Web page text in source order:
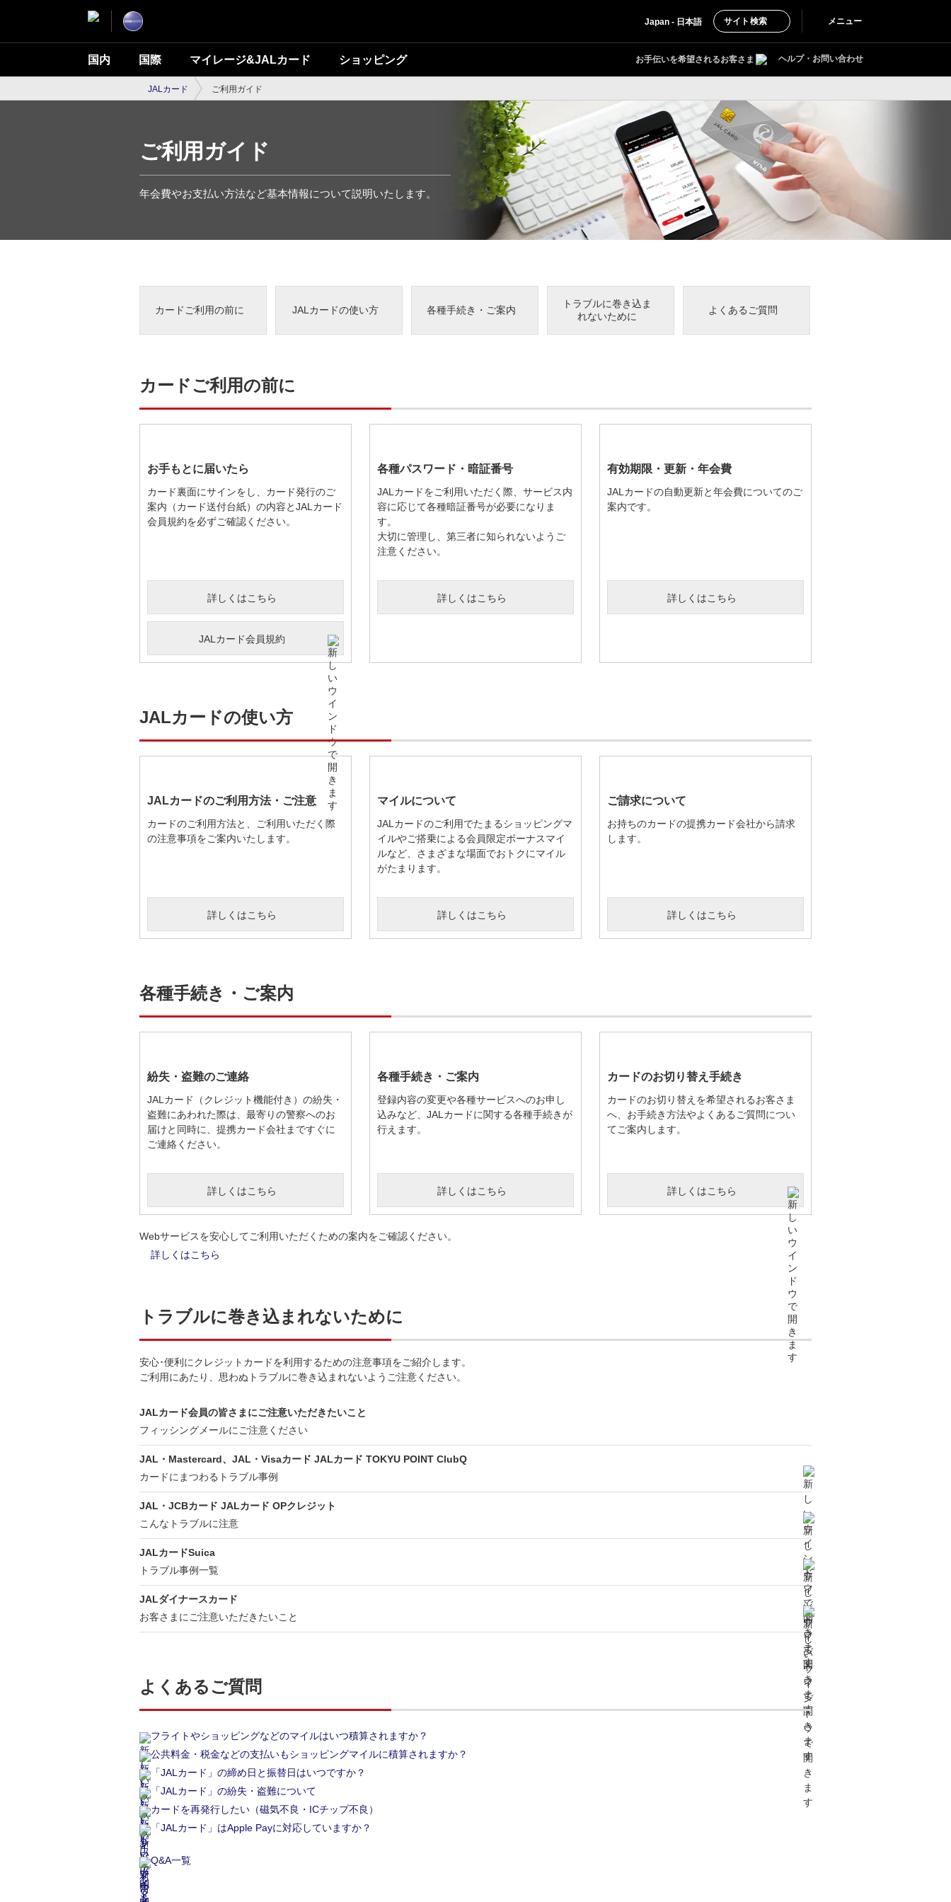
Japan - 日本語 サイト検索 メニュー
国内 国際 マイレージ&JALカード ショッピング お手伝いを希望されるお客さま ヘルプ・お問い合わせ
JALカード ご利用ガイド
ご利用ガイド
年会費やお支払い方法など基本情報について説明いたします。
カードご利用の前に JALカードの使い方 各種手続き・ご案内
トラブルに巻き込ま
れないために
よくあるご質問
カードご利用の前に
お手もとに届いたら
カード裏面にサインをし、カード発行のご
案内（カード送付台紙）の内容とJALカード
会員規約を必ずご確認ください。
詳しくはこちら
JALカード会員規約
各種パスワード・暗証番号
JALカードをご利用いただく際、サービス内
容に応じて各種暗証番号が必要になりま
す。
大切に管理し、第三者に知られないようご
注意ください。
詳しくはこちら
有効期限・更新・年会費
JALカードの自動更新と年会費についてのご
案内です。
詳しくはこちら
JALカードの使い方
JALカードのご利用方法・ご注意
カードのご利用方法と、ご利用いただく際
の注意事項をご案内いたします。
詳しくはこちら
マイルについて
JALカードのご利用でたまるショッピングマ
イルやご搭乗による会員限定ボーナスマイ
ルなど、さまざまな場面でおトクにマイル
がたまります。
詳しくはこちら
ご請求について
お持ちのカードの提携カード会社から請求
します。
詳しくはこちら
各種手続き・ご案内
紛失・盗難のご連絡
JALカード（クレジット機能付き）の紛失・
盗難にあわれた際は、最寄りの警察へのお
届けと同時に、提携カード会社まですぐに
ご連絡ください。
詳しくはこちら
各種手続き・ご案内
登録内容の変更や各種サービスへのお申し
込みなど、JALカードに関する各種手続きが
行えます。
詳しくはこちら
カードのお切り替え手続き
カードのお切り替えを希望されるお客さま
へ、お手続き方法やよくあるご質問につい
てご案内します。
詳しくはこちら
Webサービスを安心してご利用いただくための案内をご確認ください。
詳しくはこちら
トラブルに巻き込まれないために
安心･便利にクレジットカードを利用するための注意事項をご紹介します。
ご利用にあたり、思わぬトラブルに巻き込まれないようご注意ください。
JALカード会員の皆さまにご注意いただきたいこと
フィッシングメールにご注意ください
JAL・Mastercard、JAL・Visaカード JALカード TOKYU POINT ClubQ
カードにまつわるトラブル事例
JAL・JCBカード JALカード OPクレジット
こんなトラブルに注意
JALカードSuica
トラブル事例一覧
JALダイナースカード
お客さまにご注意いただきたいこと
よくあるご質問
フライトやショッピングなどのマイルはいつ積算されますか？
公共料金・税金などの支払いもショッピングマイルに積算されますか？
「JALカード」の締め日と振替日はいつですか？
「JALカード」の紛失・盗難について
カードを再発行したい（磁気不良・ICチップ不良）
「JALカード」はApple Payに対応していますか？
Q&A一覧